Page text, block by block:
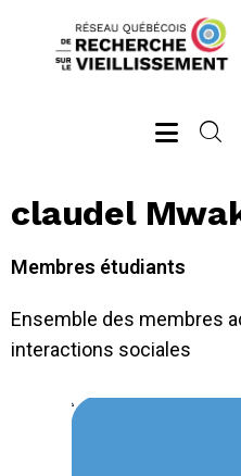
claudel
Membres étudiants
Ensemble des membres
interactions sociales